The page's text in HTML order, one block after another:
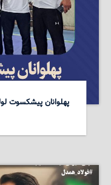
پهلوانان پیشکسوت